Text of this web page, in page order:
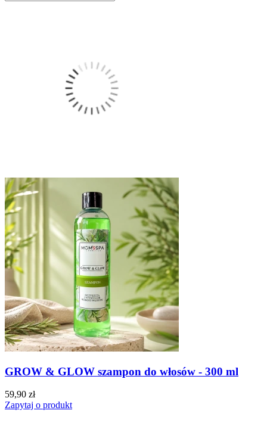
GROW & GLOW szampon do włosów - 300 ml
59,90 zł
Zapytaj o produkt